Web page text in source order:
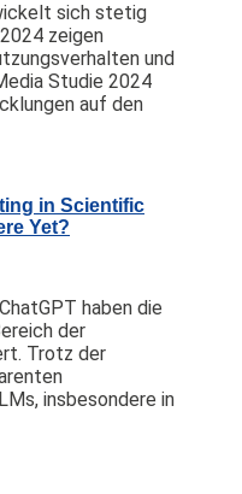
sich stetig
zeigen
und
Studie 2024
auf den
in Scientific
Yet?
haben die
der
Trotz der
insbesondere in